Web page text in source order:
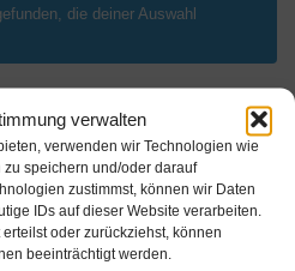
verwalten
verwenden wir Technologien wie
speichern und/oder darauf
zustimmst, können wir Daten
IDs auf dieser Website verarbeiten.
oder zurückziehst, können
beeinträchtigt werden.
die deiner Auswahl